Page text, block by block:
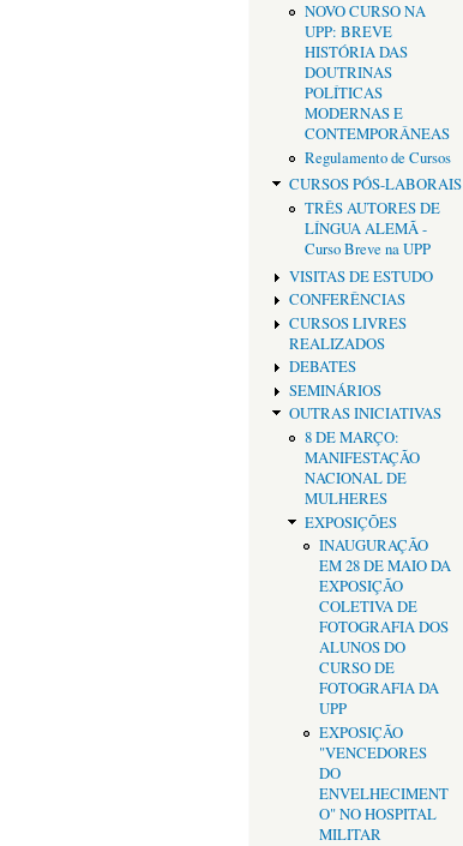
NOVO CURSO NA
UPP: BREVE
HISTÓRIA DAS
DOUTRINAS
POLÍTICAS
MODERNAS E
CONTEMPORÂNEAS
Regulamento de Cursos
CURSOS PÓS-LABORAIS
TRÊS AUTORES DE
LÍNGUA ALEMÃ -
Curso Breve na UPP
VISITAS DE ESTUDO
CONFERÊNCIAS
CURSOS LIVRES
REALIZADOS
DEBATES
SEMINÁRIOS
OUTRAS INICIATIVAS
8 DE MARÇO:
MANIFESTAÇÃO
NACIONAL DE
MULHERES
EXPOSIÇÕES
INAUGURAÇÃO
EM 28 DE MAIO DA
EXPOSIÇÃO
COLETIVA DE
FOTOGRAFIA DOS
ALUNOS DO
CURSO DE
FOTOGRAFIA DA
UPP
EXPOSIÇÃO
"VENCEDORES
DO
ENVELHECIMENT
O" NO HOSPITAL
MILITAR